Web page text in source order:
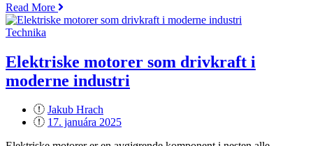
Read More
driver
Technika
Elektriske motorer som drivkraft i
moderne industri
Jakub Hrach
Posted
17. januára 2025